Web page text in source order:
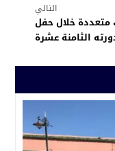
التالي
متعددة خلال حفل
الثامنة عشرة